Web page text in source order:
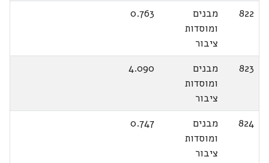
822
מבנים
ומוסדות
ציבור
0.763
823
מבנים
ומוסדות
ציבור
4.090
824
מבנים
ומוסדות
ציבור
0.747